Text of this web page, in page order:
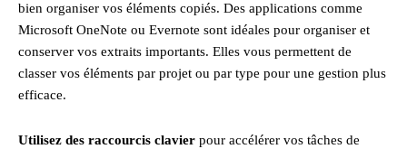
bien organiser vos éléments copiés. Des applications comme
Microsoft OneNote ou Evernote sont idéales pour organiser et
conserver vos extraits importants. Elles vous permettent de
classer vos éléments par projet ou par type pour une gestion plus
efficace.
Utilisez des raccourcis clavier pour accélérer vos tâches de